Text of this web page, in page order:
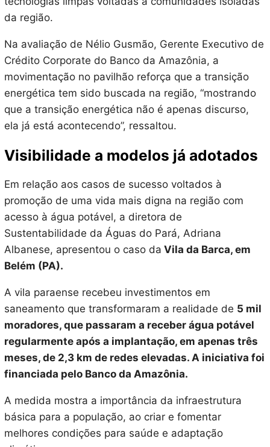
da região.
Na avaliação de Nélio Gusmão, Gerente Executivo de
Crédito Corporate do Banco da Amazônia, a
movimentação no pavilhão reforça que a transição
energética tem sido buscada na região, “mostrando
que a transição energética não é apenas discurso,
ela já está acontecendo”, ressaltou.
Visibilidade a modelos já adotados
Em relação aos casos de sucesso voltados à
promoção de uma vida mais digna na região com
acesso à água potável, a diretora de
Sustentabilidade da Águas do Pará, Adriana
Albanese, apresentou o caso da Vila da Barca, em
Belém (PA).
A vila paraense recebeu investimentos em
saneamento que transformaram a realidade de 5 mil
moradores, que passaram a receber água potável
regularmente após a implantação, em apenas três
meses, de 2,3 km de redes elevadas. A iniciativa foi
financiada pelo Banco da Amazônia.
A medida mostra a importância da infraestrutura
básica para a população, ao criar e fomentar
melhores condições para saúde e adaptação